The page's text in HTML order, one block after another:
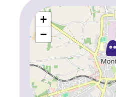
+
−